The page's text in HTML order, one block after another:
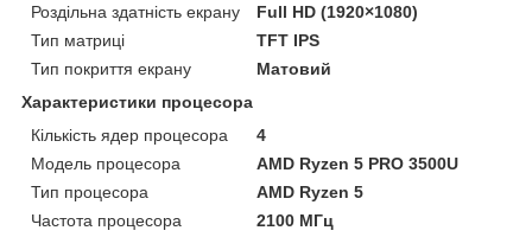
Роздільна здатність екрану
Full HD (1920×1080)
Тип матриці
TFT IPS
Тип покриття екрану
Матовий
Характеристики процесора
Кількість ядер процесора
4
Модель процесора
AMD Ryzen 5 PRO 3500U
Тип процесора
AMD Ryzen 5
Частота процесора
2100 МГц